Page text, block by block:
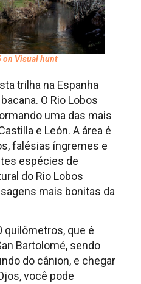
on Visual hunt
trilha na Espanha
O Rio Lobos
uma das mais
e León. A área é
falésias íngremes e
espécies de
do Rio Lobos
mais bonitas da
quilômetros, que é
Bartolomé, sendo
do cânion, e chegar
você pode